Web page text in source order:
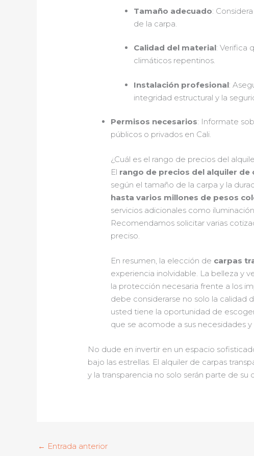
Tamaño adecuado:
de la carpa.
Calidad del material: Verifica
climáticos repentinos.
Instalación profesional:
integridad estructural y la
Permisos necesarios: Informate
públicos o privados en Cali.
¿Cuál es el rango de precios del
El rango de precios del alquiler
según el tamaño de la carpa y la
hasta varios millones de pesos
servicios adicionales como
Recomendamos solicitar varias
preciso.
En resumen, la elección de carpas
experiencia inolvidable. La belleza y
la protección necesaria frente a los
debe considerarse no solo la calidad
usted tiene la oportunidad de
que se acomode a sus necesidades
No dude en invertir en un espacio
bajo las estrellas. El alquiler de carpas
y la transparencia no solo serán parte de
← Entrada anterior